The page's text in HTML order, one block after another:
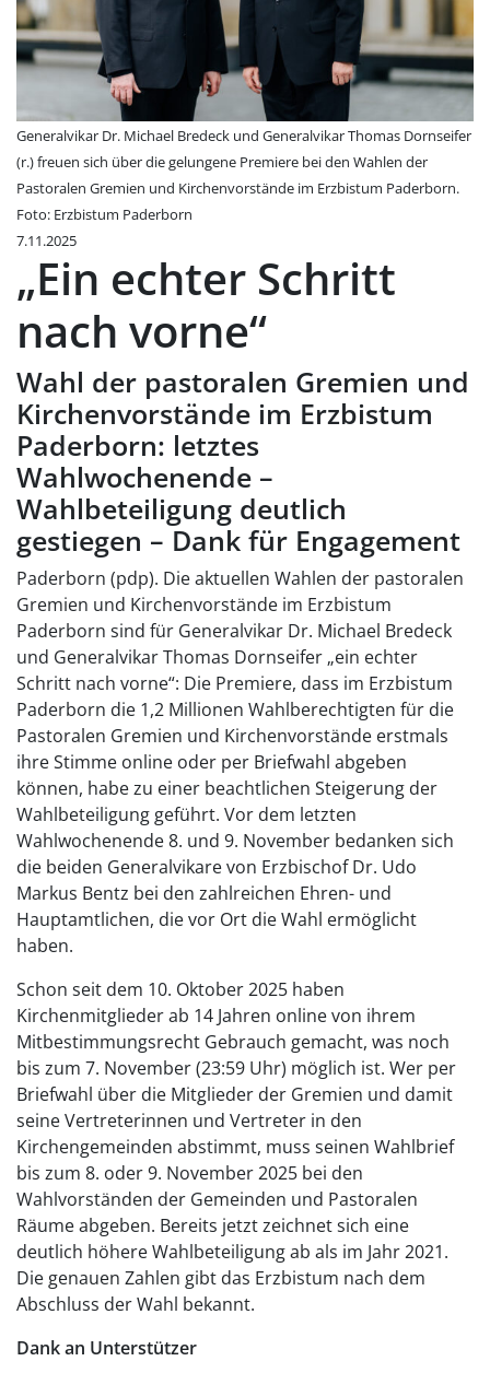
Generalvikar Dr. Michael Bredeck und Generalvikar Thomas Dornseifer
(r.) freuen sich über die gelungene Premiere bei den Wahlen der
Pastoralen Gremien und Kirchenvorstände im Erzbistum Paderborn.
Foto: Erzbistum Paderborn
7.11.2025
„Ein echter Schritt
nach vorne“
Wahl der pastoralen Gremien und
Kirchenvorstände im Erzbistum
Paderborn: letztes
Wahlwochenende –
Wahlbeteiligung deutlich
gestiegen – Dank für Engagement
Paderborn (pdp). Die aktuellen Wahlen der pastoralen
Gremien und Kirchenvorstände im Erzbistum
Paderborn sind für Generalvikar Dr. Michael Bredeck
und Generalvikar Thomas Dornseifer „ein echter
Schritt nach vorne“: Die Premiere, dass im Erzbistum
Paderborn die 1,2 Millionen Wahlberechtigten für die
Pastoralen Gremien und Kirchenvorstände erstmals
ihre Stimme online oder per Briefwahl abgeben
können, habe zu einer beachtlichen Steigerung der
Wahlbeteiligung geführt. Vor dem letzten
Wahlwochenende 8. und 9. November bedanken sich
die beiden Generalvikare von Erzbischof Dr. Udo
Markus Bentz bei den zahlreichen Ehren- und
Hauptamtlichen, die vor Ort die Wahl ermöglicht
haben.
Schon seit dem 10. Oktober 2025 haben
Kirchenmitglieder ab 14 Jahren online von ihrem
Mitbestimmungsrecht Gebrauch gemacht, was noch
bis zum 7. November (23:59 Uhr) möglich ist. Wer per
Briefwahl über die Mitglieder der Gremien und damit
seine Vertreterinnen und Vertreter in den
Kirchengemeinden abstimmt, muss seinen Wahlbrief
bis zum 8. oder 9. November 2025 bei den
Wahlvorständen der Gemeinden und Pastoralen
Räume abgeben. Bereits jetzt zeichnet sich eine
deutlich höhere Wahlbeteiligung ab als im Jahr 2021.
Die genauen Zahlen gibt das Erzbistum nach dem
Abschluss der Wahl bekannt.
Dank an Unterstützer